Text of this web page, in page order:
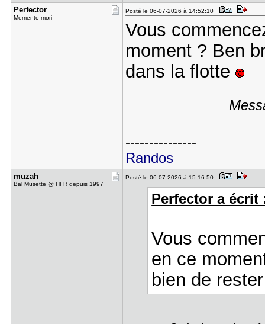
Perfector
Memento mori
Posté le 06-07-2026 à 14:52:10
Vous
moment ? Ben
dans la flotte
---------------
Randos
muzah
Bal Musette @ HFR depuis 1997
Posté le 06-07-2026 à 15:16:50
Perfector a écrit
Vous
en ce
bien de